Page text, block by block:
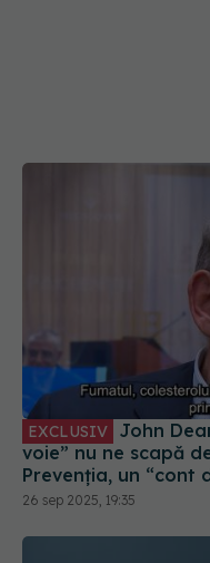
EXCLUSIV
voie” nu ne scapă
Prevenția, un “cont
26 sep 2025, 19:35